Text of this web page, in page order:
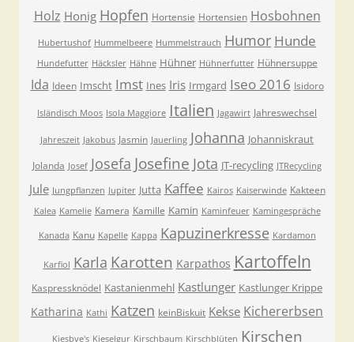
Holz Honig Hopfen Hortensie Hortensien Hosbohnen
Hubertushof Hummelbeere Hummelstrauch Humor Hunde
Hundefutter Häcksler Hähne Hühner Hühnerfutter Hühnersuppe
Ida Ideen Imscht Imst Ines Iris Irmgard Iseo 2016 Isidoro
Isländisch Moos Isola Maggiore Italien Jagawirt Jahreswechsel
Jahreszeit Jakobus Jasmin Jauerling Johanna Johanniskraut
Jolanda Josef Josefa Josefine Jota JT-recycling JTRecycling
Jule Jungpflanzen Jupiter Jutta Kaffee Kairos Kaiserwinde Kakteen
Kalea Kamelie Kamera Kamille Kamin Kaminfeuer Kamingespräche
Kanada Kanu Kapelle Kappa Kapuzinerkresse Kardamon
Karfiol Karla Karotten Karpathos Kartoffeln
Kaspressknödel Kastanienmehl Kastlunger Kastlunger Krippe
Katharina Kathi Katzen keinBiskuit Kekse Kichererbsen
Kiesbye's Kieselgur Kirschbaum Kirschblüten Kirschen